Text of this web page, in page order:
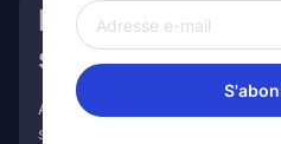
Bénéficiez de
sur votre
Abonnez-vous pour des
spéciales et plus encore !